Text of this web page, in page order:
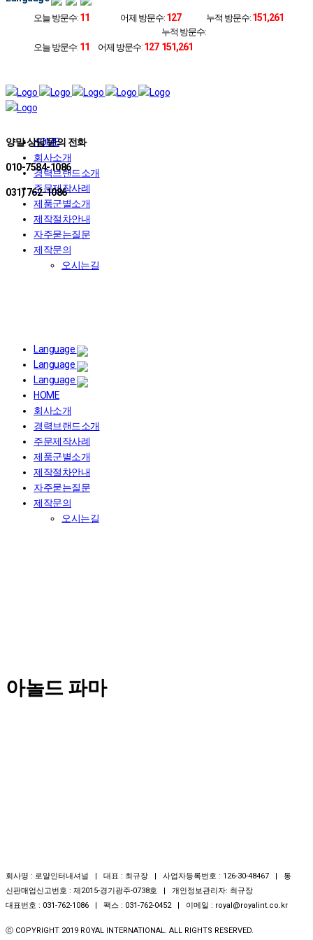
오늘 방문수: 11 어제 방문수: 127 누적 방문수: 151,261
오늘 방문수: 11 어제 방문수: 127
누적 방문수:
151,261
양말 상담 문의 전화
010-7584-1086
031) 762-1086
HOME
회사소개
경력브랜드소개
주문제작사례
제품군별소개
제작절차안내
자주묻는질문
제작문의
오시는길
Language
Language
Language
HOME
회사소개
경력브랜드소개
주문제작사례
제품군별소개
제작절차안내
자주묻는질문
제작문의
오시는길
아놀드 파마
회사명 : 로얄인터내셔널 | 대표 : 최규장 | 사업자등록번호 : 126-30-48467 | 통
신판매업신고번호 : 제2015-경기광주-0738호 | 개인정보관리자: 최규장
대표번호 : 031-762-1086 | 팩스 : 031-762-0452 | 이메일 : royal@royalint.co.kr
ⓒ COPYRIGHT 2019 ROYAL INTERNATIONAL. ALL RIGHTS RESERVED.